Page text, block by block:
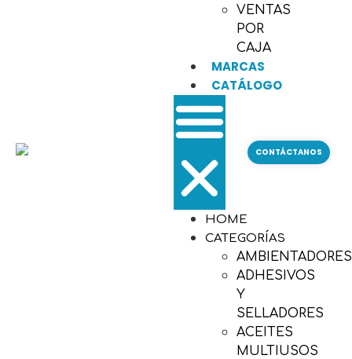
VENTAS
POR
CAJA
MARCAS
CATÁLOGO
HOME
CATEGORÍAS
AMBIENTADORES
ADHESIVOS
Y
SELLADORES
ACEITES
MULTIUSOS
CONTÁCTANOS